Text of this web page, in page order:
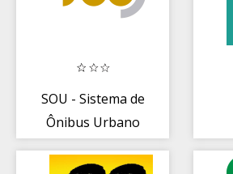
SOU - Sistema de
Ônibus Urbano